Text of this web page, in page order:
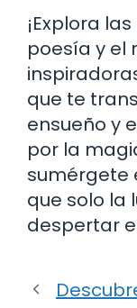
¡Explora
poesía y el
que te
ensueño y
por la
sumérgete
que solo la
despertar